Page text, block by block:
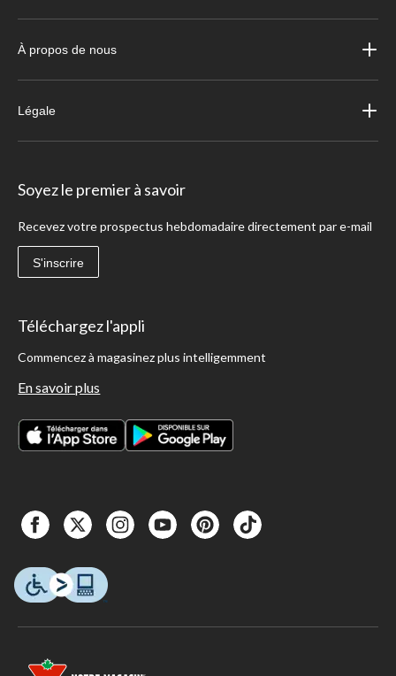
À propos de nous
Légale
Soyez le premier à savoir
Recevez votre prospectus hebdomadaire directement par e-mail
S'inscrire
Téléchargez l'appli
Commencez à magasinez plus intelligemment
En savoir plus